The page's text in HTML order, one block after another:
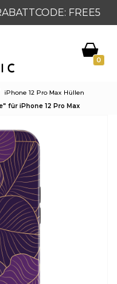
FREE5
0
iPhone 12 Pro Max Hüllen
für iPhone 12 Pro Max